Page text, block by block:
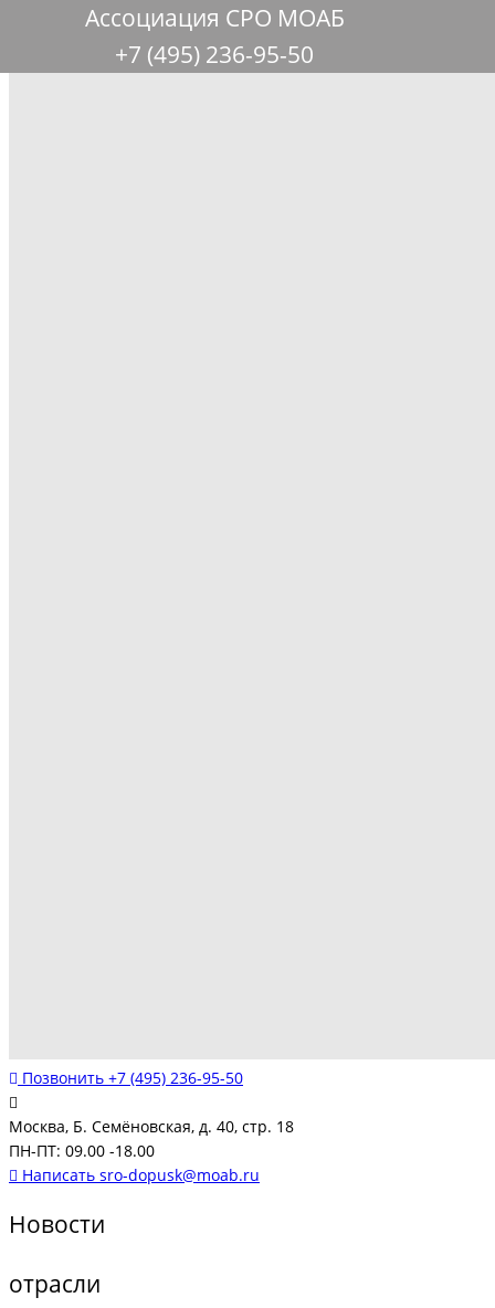
Позвонить +7 (495) 236-95-50
Москва, Б. Семёновская, д. 40, стр. 18
ПН-ПТ: 09.00 -18.00
Написать sro-dopusk@moab.ru
Ассоциация СРО МОАБ
+7 (495) 236-95-50
Новости
отрасли